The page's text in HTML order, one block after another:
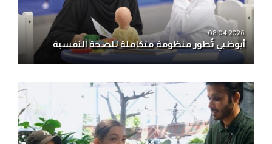
08-04-2026
أبوظبي تُطور منظومة متكاملة للصحة النفسية